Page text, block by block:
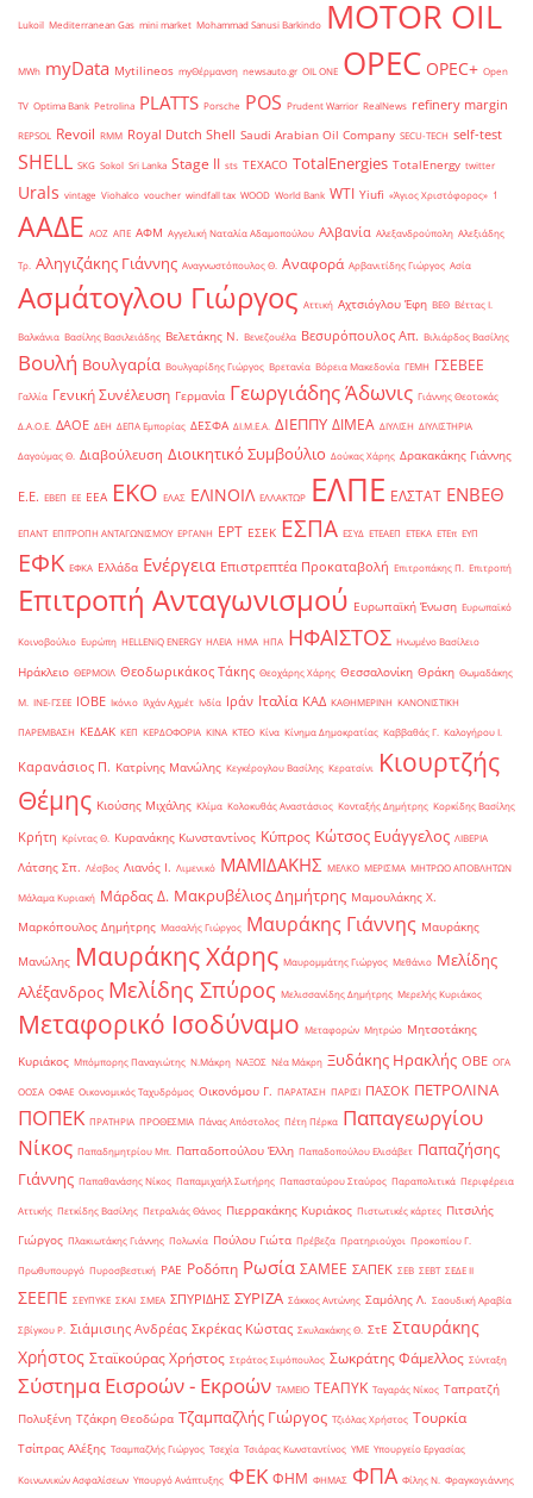
Lukoil Mediterranean Gas mini market Mohammad Sanusi Barkindo MOTOR OIL
MWh myData Mytilineos myΘέρμανση newsauto.gr OIL ONE OPEC OPEC+ Open
TV Optima Bank Petrolina PLATTS Porsche POS Prudent Warrior RealNews refinery margin
REPSOL Revoil RMM Royal Dutch Shell Saudi Arabian Oil Company SECU-TECH self-test
SHELL SKG Sokol Sri Lanka Stage II sts TEXACO TotalEnergies TotalEnergy twitter
Urals vintage Viohalco voucher windfall tax WOOD World Bank WTI Yiufi «Άγιος Χριστόφορος» ΄1
ΑΑΔΕ ΑΟΖ ΑΠΕ ΑΦΜ Αγγελική Ναταλία Αδαμοπούλου Αλβανία Αλεξανδρούπολη Αλεξιάδης
Τρ. Αληγιζάκης Γιάννης Αναγνωστόπουλος Θ. Αναφορά Αρβανιτίδης Γιώργος Ασία
Ασμάτογλου Γιώργος Αττική Αχτσιόγλου Έφη ΒΕΘ Βέττας Ι.
Βαλκάνια Βασίλης Βασιλειάδης Βελετάκης Ν. Βενεζουέλα Βεσυρόπουλος Απ. Βιλιάρδος Βασίλης
Βουλή Βουλγαρία Βουλγαρίδης Γιώργος Βρετανία Βόρεια Μακεδονία ΓΕΜΗ ΓΣΕΒΕΕ
Γαλλία Γενική Συνέλευση Γερμανία Γεωργιάδης Άδωνις Γιάννης Θεοτοκάς
Δ.Α.Ο.Ε. ΔΑΟΕ ΔΕΗ ΔΕΠΑ Εμπορίας ΔΕΣΦΑ ΔΙ.Μ.Ε.Α. ΔΙΕΠΠΥ ΔΙΜΕΑ ΔΙΥΛΙΣΗ ΔΙΥΛΙΣΤΗΡΙΑ
Δαγούμας Θ. Διαβούλευση Διοικητικό Συμβούλιο Δούκας Χάρης Δρακακάκης Γιάννης
Ε.Ε. ΕΒΕΠ ΕΕ ΕΕΑ ΕΚΟ ΕΛΑΣ ΕΛΙΝΟΙΛ ΕΛΛΑΚΤΩΡ ΕΛΠΕ ΕΛΣΤΑΤ ΕΝΒΕΘ
ΕΠΑΝΤ ΕΠΙΤΡΟΠΗ ΑΝΤΑΓΩΝΙΣΜΟΥ ΕΡΓΑΝΗ ΕΡΤ ΕΣΕΚ ΕΣΠΑ ΕΣΥΔ ΕΤΕΑΕΠ ΕΤΕΚΑ ΕΤΕπ ΕΥΠ
ΕΦΚ ΕΦΚΑ Ελλάδα Ενέργεια Επιστρεπτέα Προκαταβολή Επιτροπάκης Π. Επιτροπή
Επιτροπή Ανταγωνισμού Ευρωπαϊκή Ένωση Ευρωπαϊκό
Κοινοβούλιο Ευρώπη ΗELLENiQ ENERGY ΗΛΕΙΑ ΗΜΑ ΗΠΑ ΗΦΑΙΣΤΟΣ Ηνωμένο Βασίλειο
Ηράκλειο ΘΕΡΜΟΙΛ Θεοδωρικάκος Τάκης Θεοχάρης Χάρης Θεσσαλονίκη Θράκη Θωμαδάκης
Μ. ΙΝΕ-ΓΣΕΕ ΙΟΒΕ Ικόνιο Ιλχάν Αχμέτ Ινδία Ιράν Ιταλία ΚΑΔ ΚΑΘΗΜΕΡΙΝΗ ΚΑΝΟΝΙΣΤΙΚΗ
ΠΑΡΕΜΒΑΣΗ ΚΕΔΑΚ ΚΕΠ ΚΕΡΔΟΦΟΡΙΑ ΚΙΝΑ ΚΤΕΟ Κίνα Κίνημα Δημοκρατίας Καββαθάς Γ. Καλογήρου Ι.
Καρανάσιος Π. Κατρίνης Μανώλης Κεγκέρογλου Βασίλης Κερατσίνι
Κιουρτζής
Θέμης Κιούσης Μιχάλης Κλίμα Κολοκυθάς Αναστάσιος Κονταξής Δημήτρης Κορκίδης Βασίλης
Κρήτη Κρίντας Θ. Κυρανάκης Κωνσταντίνος Κύπρος Κώτσος Ευάγγελος ΛΙΒΕΡΙΑ
Λάτσης Σπ. Λέσβος Λιανός Ι. Λιμενικό ΜΑΜΙΔΑΚΗΣ ΜΕΛΚΟ ΜΕΡΙΣΜΑ ΜΗΤΡΩΟ ΑΠΟΒΛΗΤΩΝ
Μάλαμα Κυριακή Μάρδας Δ. Μακρυβέλιος Δημήτρης Μαμουλάκης Χ.
Μαρκόπουλος Δημήτρης Μασαλής Γιώργος Μαυράκης Γιάννης Μαυράκης
Μανώλης Μαυράκης Χάρης Μαυρομμάτης Γιώργος Μεθάνιο Μελίδης
Αλέξανδρος Μελίδης Σπύρος Μελισσανίδης Δημήτρης Μερελής Κυριάκος
Μεταφορικό Ισοδύναμο Μεταφορών Μητρώο Μητσοτάκης
Κυριάκος Μπόμπορης Παναγιώτης Ν.Μάκρη ΝΑΞΟΣ Νέα Μάκρη Ξυδάκης Ηρακλής ΟΒΕ ΟΓΑ
ΟΟΣΑ ΟΦΑΕ Οικονομικός Ταχυδρόμος Οικονόμου Γ. ΠΑΡΑΤΑΣΗ ΠΑΡΙΣΙ ΠΑΣΟΚ ΠΕΤΡΟΛΙΝΑ
ΠΟΠΕΚ ΠΡΑΤΗΡΙΑ ΠΡΟΘΕΣΜΙΑ Πάνας Απόστολος Πέτη Πέρκα Παπαγεωργίου
Νίκος Παπαδημητρίου Μπ. Παπαδοπούλου Έλλη Παπαδοπούλου Ελισάβετ Παπαζήσης
Γιάννης Παπαθανάσης Νίκος Παπαμιχαήλ Σωτήρης Παπασταύρου Σταύρος Παραπολιτικά Περιφέρεια
Αττικής Πετκίδης Βασίλης Πετραλιάς Θάνος Πιερρακάκης Κυριάκος Πιστωτικές κάρτες Πιτσιλής
Γιώργος Πλακιωτάκης Γιάννης Πολωνία Πούλου Γιώτα Πρέβεζα Πρατηριούχοι Προκοπίου Γ.
Πρωθυπουργό Πυροσβεστική ΡΑΕ Ροδόπη Ρωσία ΣΑΜΕΕ ΣΑΠΕΚ ΣΕΒ ΣΕΒΤ ΣΕΔΕ ΙΙ
ΣΕΕΠΕ ΣΕΥΠΥΚΕ ΣΚΑΙ ΣΜΕΑ ΣΠΥΡΙΔΗΣ ΣΥΡΙΖΑ Σάκκος Αντώνης Σαμόλης Λ. Σαουδική Αραβία
Σβίγκου Ρ. Σιάμισιης Ανδρέας Σκρέκας Κώστας Σκυλακάκης Θ. ΣτΕ Σταυράκης
Χρήστος Σταϊκούρας Χρήστος Στράτος Σιμόπουλος Σωκράτης Φάμελλος Σύνταξη
Σύστημα Εισροών - Εκροών ΤΑΜΕΙΟ ΤΕΑΠΥΚ Ταγαράς Νίκος Ταπρατζή
Πολυξένη Τζάκρη Θεοδώρα Τζαμπαζλής Γιώργος Τζιόλας Χρήστος Τουρκία
Τσίπρας Αλέξης Τσαμπαζλής Γιώργος Τσεχία Τσιάρας Κωνσταντίνος ΥΜΕ Υπουργείο Εργασίας
Κοινωνικών Ασφαλίσεων Υπουργό Ανάπτυξης ΦΕΚ ΦΗΜ ΦΗΜΑΣ ΦΠΑ Φίλης Ν. Φραγκογιάννης